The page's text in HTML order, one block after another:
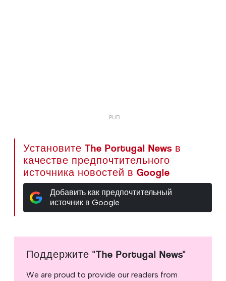
Установите The Portugal News в
качестве предпочтительного
источника новостей в Google
Добавить как предпочтительный
источник в Google
Поддержите "The Portugal News"
We are proud to provide our readers from